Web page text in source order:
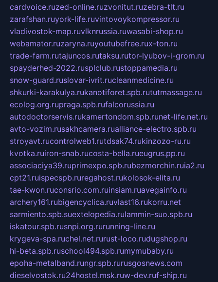
cardvoice.ruzed-online.ruzvonitut.ruzebra-tlt.ru
zarafshan.ruyork-life.ruvintovoykompressor.ru
vladivostok-map.ruvlknrussia.ruwasabi-shop.ru
webamator.ruzaryna.ruyoutubefree.rux-ton.ru
trade-farm.rutajuncos.rutaksu.rutor-lyubov-i-grom.ru
spayderhed-2022.rusplclub.rustoppamedia.ru
snow-guard.ruslovar-ivrit.rucleanmedicine.ru
shkurki-karakulya.rukanotiforet.spb.rututmassage.ru
ecolog.org.rupraga.spb.rufalcorussia.ru
autodoctorservis.rukamertondom.spb.runet-life.net.ru
avto-vozim.rusakhcamera.rualliance-electro.spb.ru
stroyavt.rucontrolweb1.rutdsak74.rukinzozo-ru.ru
kvotka.ruiron-snab.rucosta-bella.rueugrus.pp.ru
associaciya39.ruprimexpo.spb.rubezmorchin.ruia2.ru
cpt21.ruispecspb.ruregahost.rukolosok-elita.ru
tae-kwon.ruconsrio.com.ruinsiam.ruavegainfo.ru
archery161.rubigencyclica.ruvlast16.rukorru.net
sarmiento.spb.suextelopedia.rulammin-suo.spb.ru
iskatour.spb.rusnpi.org.rurunning-line.ru
krygeva-spa.ruchel.net.rurust-loco.rudugshop.ru
hl-beta.spb.ruschool494.spb.rumymubaby.ru
epoha-metalband.rungr.spb.rurusgosnews.com
dieselvostok.ru24hostel.msk.ruw-dev.ruf-ship.ru